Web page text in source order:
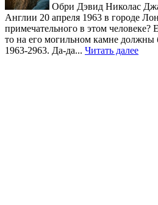
Обри Дэвид Николас
Англии 20 апреля 1963 в городе
примечательного в этом
то на его могильном камне
1963-2963. Да-да... Читать далее